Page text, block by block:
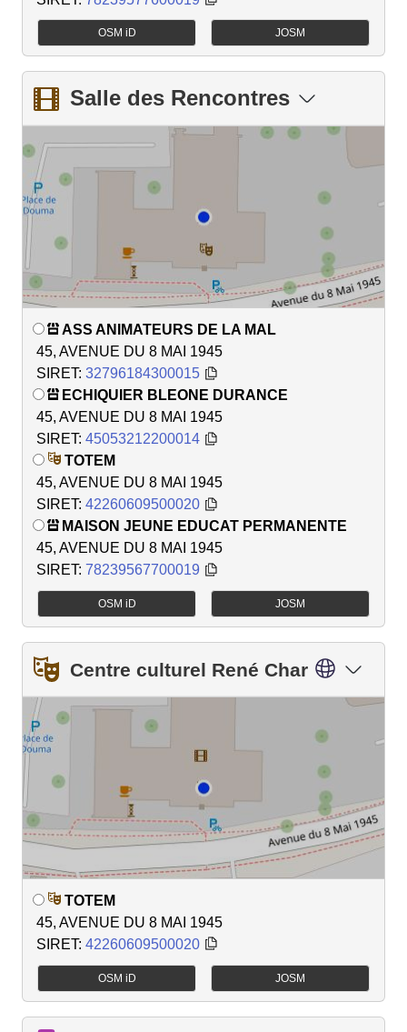
OSM iD JOSM
Salle des Rencontres
ASS ANIMATEURS DE LA MAL
45, AVENUE DU 8 MAI 1945
SIRET: 32796184300015
ECHIQUIER BLEONE DURANCE
45, AVENUE DU 8 MAI 1945
SIRET: 45053212200014
TOTEM
45, AVENUE DU 8 MAI 1945
SIRET: 42260609500020
MAISON JEUNE EDUCAT PERMANENTE
45, AVENUE DU 8 MAI 1945
SIRET: 78239567700019
OSM iD JOSM
Centre culturel René Char
TOTEM
45, AVENUE DU 8 MAI 1945
SIRET: 42260609500020
OSM iD JOSM